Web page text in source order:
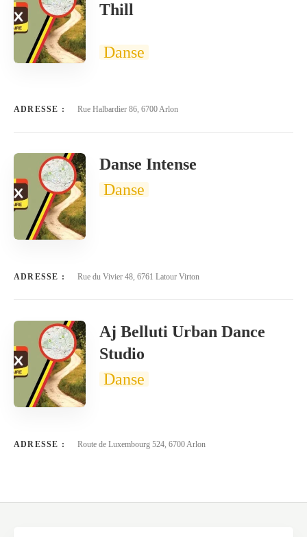
Thill
Danse
ADRESSE : Rue Halbardier 86, 6700 Arlon
Danse Intense
Danse
ADRESSE : Rue du Vivier 48, 6761 Latour Virton
Aj Belluti Urban Dance
Studio
Danse
ADRESSE : Route de Luxembourg 524, 6700 Arlon